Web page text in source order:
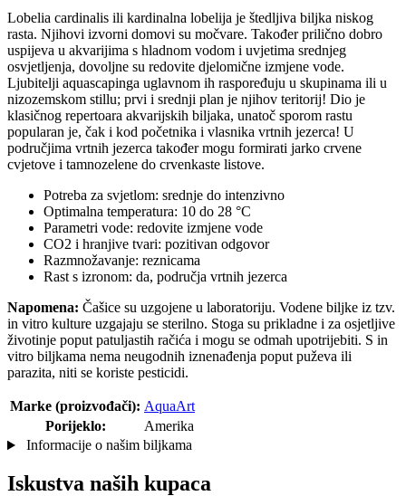
Lobelia cardinalis ili kardinalna lobelija je štedljiva biljka niskog
rasta. Njihovi izvorni domovi su močvare. Također prilično dobro
uspijeva u akvarijima s hladnom vodom i uvjetima srednjeg
osvjetljenja, dovoljne su redovite djelomične izmjene vode.
Ljubitelji aquascapinga uglavnom ih raspoređuju u skupinama ili u
nizozemskom stillu; prvi i srednji plan je njihov teritorij! Dio je
klasičnog repertoara akvarijskih biljaka, unatoč sporom rastu
popularan je, čak i kod početnika i vlasnika vrtnih jezerca! U
područjima vrtnih jezerca također mogu formirati jarko crvene
cvjetove i tamnozelene do crvenkaste listove.
Potreba za svjetlom: srednje do intenzivno
Optimalna temperatura: 10 do 28 °C
Parametri vode: redovite izmjene vode
CO2 i hranjive tvari: pozitivan odgovor
Razmnožavanje: reznicama
Rast s izronom: da, područja vrtnih jezerca
Napomena: Čašice su uzgojene u laboratoriju. Vodene biljke iz tzv.
in vitro kulture uzgajaju se sterilno. Stoga su prikladne i za osjetljive
životinje poput patuljastih račića i mogu se odmah upotrijebiti. S in
vitro biljkama nema neugodnih iznenađenja poput puževa ili
parazita, niti se koriste pesticidi.
Marke (proizvođači): AquaArt
Porijeklo:
Amerika
Informacije o našim biljkama
Iskustva naših kupaca